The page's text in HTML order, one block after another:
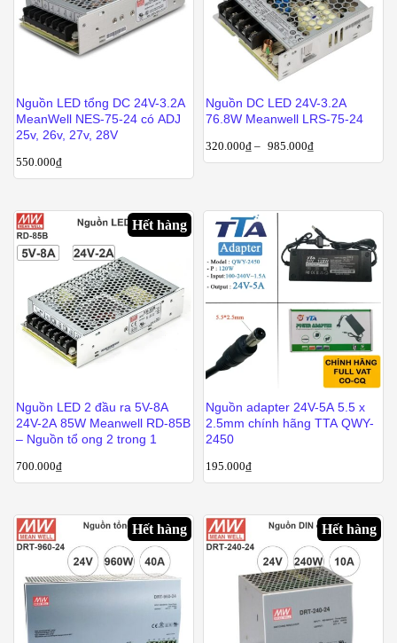
Nguồn LED tổng DC 24V-3.2A
MeanWell NES-75-24 có ADJ
25v, 26v, 27v, 28V
550.000₫
Nguồn DC LED 24V-3.2A
76.8W Meanwell LRS-75-24
320.000₫ – 985.000₫
Hết hàng
Nguồn LED 2 đầu ra 5V-8A
24V-2A 85W Meanwell RD-85B
– Nguồn tổ ong 2 trong 1
700.000₫
Nguồn adapter 24V-5A 5.5 x
2.5mm chính hãng TTA QWY-
2450
195.000₫
Hết hàng Hết hàng